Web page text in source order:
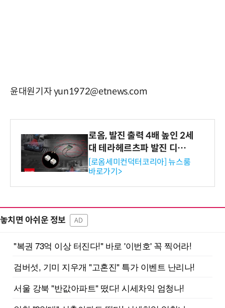
윤대원기자 yun1972@etnews.com
로옴, 발진 출력 4배 높인 2세
대 테라헤르츠파 발진 디바이
스 개발
[로옴세미컨덕터코리아] 뉴스룸
바로가기>
놓치면 아쉬운 정보 AD